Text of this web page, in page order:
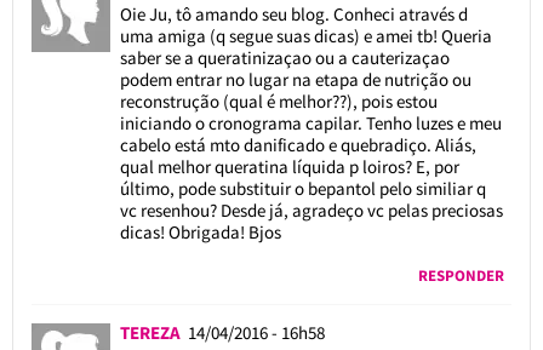
Oie Ju, tô amando seu blog. Conheci através d
uma amiga (q segue suas dicas) e amei tb! Queria
saber se a queratinizaçao ou a cauterizaçao
podem entrar no lugar na etapa de nutrição ou
reconstrução (qual é melhor??), pois estou
iniciando o cronograma capilar. Tenho luzes e meu
cabelo está mto danificado e quebradiço. Aliás,
qual melhor queratina líquida p loiros? E, por
último, pode substituir o bepantol pelo similiar q
vc resenhou? Desde já, agradeço vc pelas preciosas
dicas! Obrigada! Bjos
RESPONDER
TEREZA 14/04/2016 - 16h58